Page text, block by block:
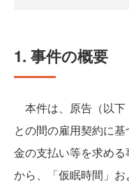
1. 事件の概要
本件は、原告（以下
との間の雇用契約に
金の支払い等を求め
から、「仮眠時間」